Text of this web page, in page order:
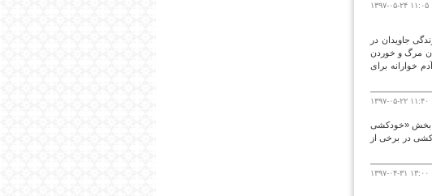
۱۳۹۷-۰۵-۲۴ ۱۱:۰۵
جاویدان در
مرگ و خوردن
خوارانه برای
۱۳۹۷-۰۵-۲۲ ۱۱:۴۰
بخش «خودکشی
در برخی از
۱۳۹۷-۰۴-۳۱ ۱۳:۰۰